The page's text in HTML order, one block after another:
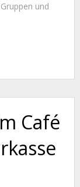
und
Café